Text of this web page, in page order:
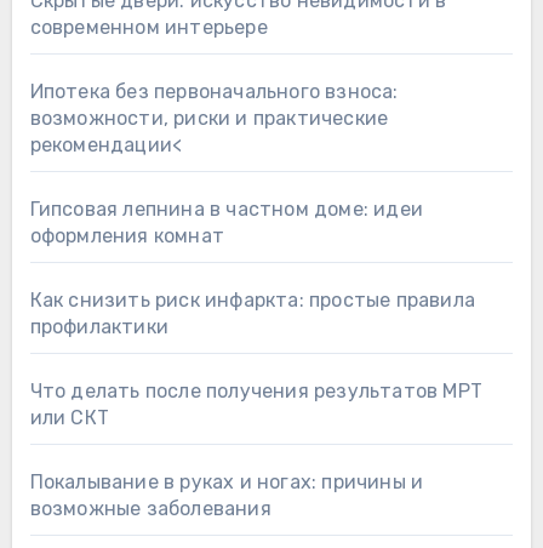
современном интерьере
Ипотека без первоначального взноса:
возможности, риски и практические
рекомендации<
Гипсовая лепнина в частном доме: идеи
оформления комнат
Как снизить риск инфаркта: простые правила
профилактики
Что делать после получения результатов МРТ
или СКТ
Покалывание в руках и ногах: причины и
возможные заболевания